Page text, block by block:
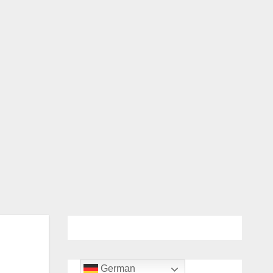
German